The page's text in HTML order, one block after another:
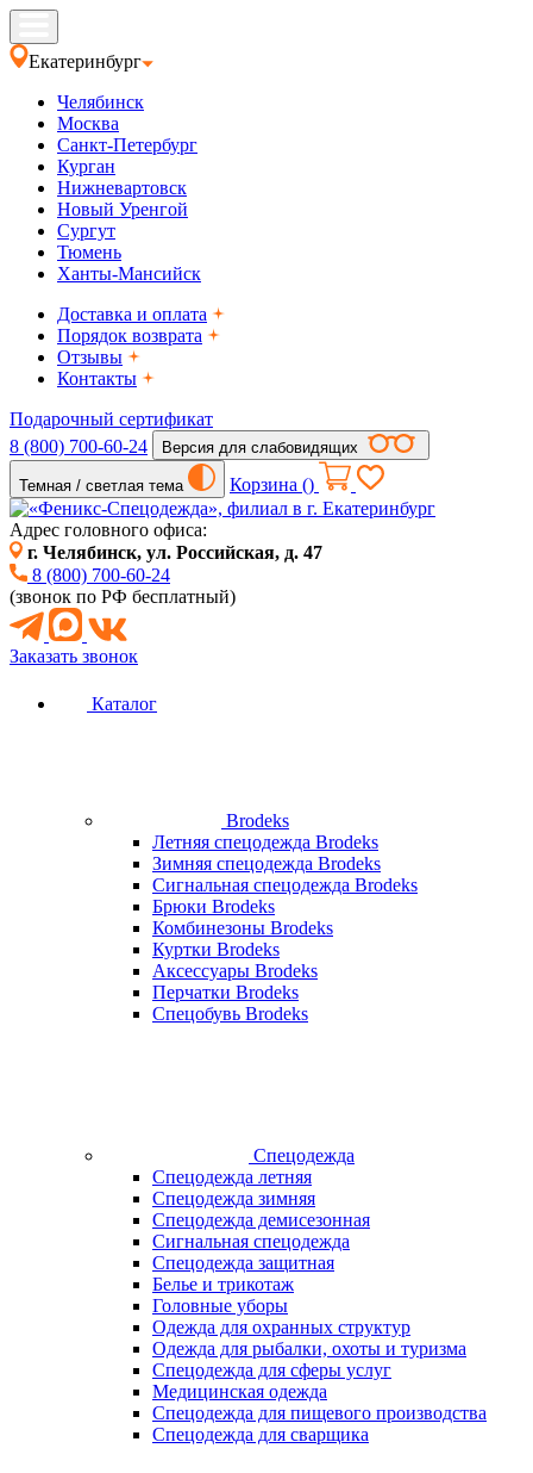
Екатеринбург
Челябинск
Москва
Санкт-Петербург
Курган
Нижневартовск
Новый Уренгой
Сургут
Тюмень
Ханты-Мансийск
Доставка и оплата
Порядок возврата
Отзывы
Контакты
Подарочный сертификат
8 (800) 700-60-24
Версия для слабовидящих
Темная / светлая тема Корзина ()
Адрес головного офиса:
г. Челябинск, ул. Российская, д. 47
8 (800) 700-60-24
(звонок по РФ бесплатный)
Заказать звонок
Каталог
Brodeks
Летняя спецодежда Brodeks
Зимняя спецодежда Brodeks
Сигнальная спецодежда Brodeks
Брюки Brodeks
Комбинезоны Brodeks
Куртки Brodeks
Аксессуары Brodeks
Перчатки Brodeks
Спецобувь Brodeks
Спецодежда
Спецодежда летняя
Спецодежда зимняя
Спецодежда демисезонная
Сигнальная спецодежда
Спецодежда защитная
Белье и трикотаж
Головные уборы
Одежда для охранных структур
Одежда для рыбалки, охоты и туризма
Спецодежда для сферы услуг
Медицинская одежда
Спецодежда для пищевого производства
Спецодежда для сварщика